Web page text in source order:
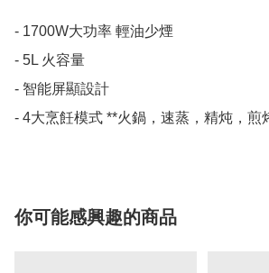
- 1700W大功率 輕油少煙
- 5L 火容量
- 智能屏顯設計
- 4大烹飪模式 **火鍋，速蒸，精炖，煎
你可能感興趣的商品